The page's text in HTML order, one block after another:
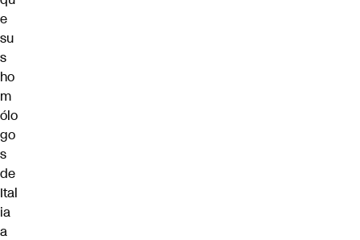
e
su
s
ho
m
ólo
go
s
de
Ital
ia
a